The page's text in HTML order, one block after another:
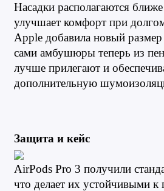
Насадки располагаются
улучшает комфорт при
Apple добавила новый
сами амбушюры теперь из
лучше прилегают и
дополнительную
Защита и кейс
AirPods Pro 3 получили
что делает их устойчивыми к